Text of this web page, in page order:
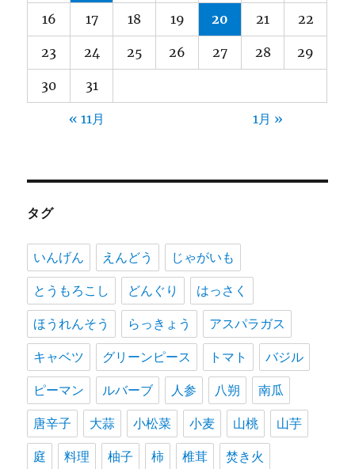
16 17 18 19 20 21 22
23 24 25 26 27 28 29
30 31
« 11月 1月 »
タグ
いんげん えんどう じゃがいも
とうもろこし どんぐり はっさく
ほうれんそう らっきょう アスパラガス
キャベツ グリーンピース トマト バジル
ピーマン ルバーブ 人参 八朔 南瓜
唐辛子 大蒜 小松菜 小麦 山桃 山芋
庭 料理 柚子 柿 椎茸 焚き火